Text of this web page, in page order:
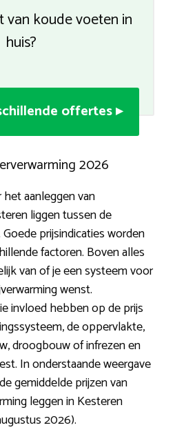
van koude voeten in
huis?
offertes ▸
2026
aanleggen van
liggen tussen de
prijsindicaties worden
factoren. Boven alles
van of je een systeem voor
wenst.
invloed hebben op de prijs
de oppervlakte,
droogbouw of infrezen en
In onderstaande weergave
gemiddelde prijzen van
leggen in Kesteren
2026).